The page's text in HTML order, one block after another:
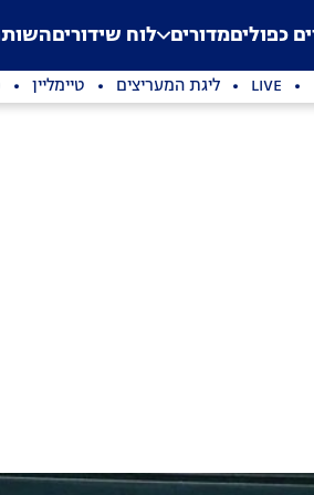
Application error: a
. כפוליםמדורים לוח שידורים
LIVE ליגת המעריצים טיימליין